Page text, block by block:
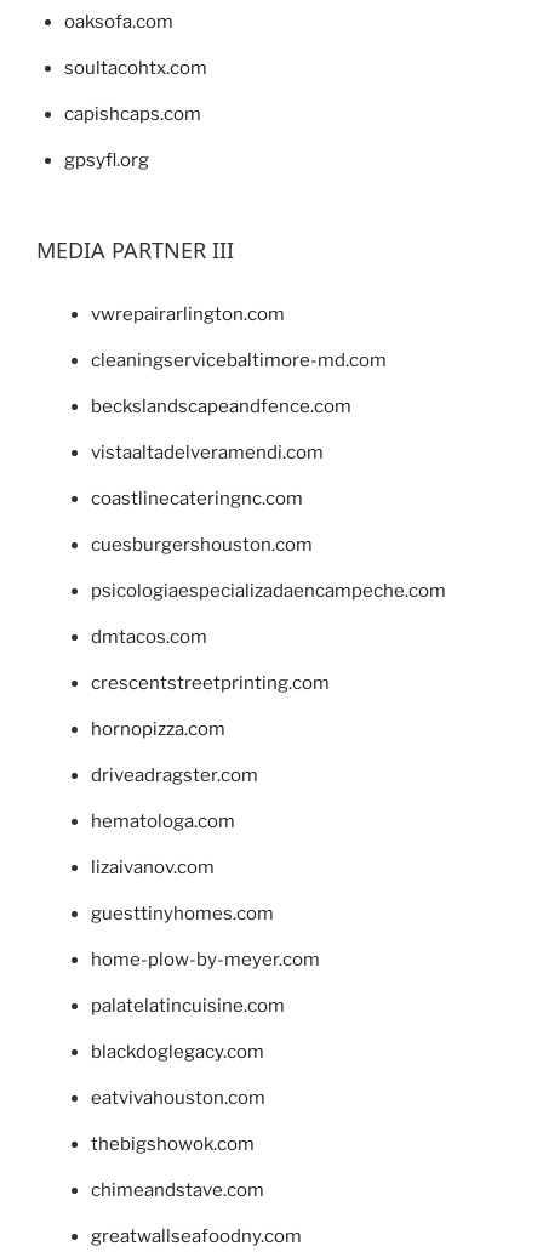
oaksofa.com
soultacohtx.com
capishcaps.com
gpsyfl.org
MEDIA PARTNER III
vwrepairarlington.com
cleaningservicebaltimore-md.com
beckslandscapeandfence.com
vistaaltadelveramendi.com
coastlinecateringnc.com
cuesburgershouston.com
psicologiaespecializadaencampeche.com
dmtacos.com
crescentstreetprinting.com
hornopizza.com
driveadragster.com
hematologa.com
lizaivanov.com
guesttinyhomes.com
home-plow-by-meyer.com
palatelatincuisine.com
blackdoglegacy.com
eatvivahouston.com
thebigshowok.com
chimeandstave.com
greatwallseafoodny.com